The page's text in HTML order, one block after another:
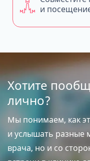
и
Хотите
лично?
Мы понимаем, как
и услышать разные
врача, но и со